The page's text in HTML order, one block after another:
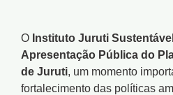
O Instituto Juruti
Apresentação Pública do
de Juruti, um momento
fortalecimento das políticas